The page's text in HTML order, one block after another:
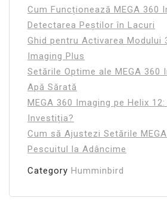
Cum Funcționează MEGA 360
Detectarea Peștilor în Lacuri
Ghid pentru Activarea Modului
Imaging Plus
Setările Optime ale MEGA 360
Apă Sărată
MEGA 360 Imaging pe Helix
Investiția?
Cum să Ajustezi Setările
Pescuitul la Adâncime
Category Humminbird